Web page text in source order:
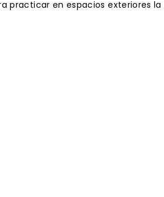
practicar en espacios exteriores la